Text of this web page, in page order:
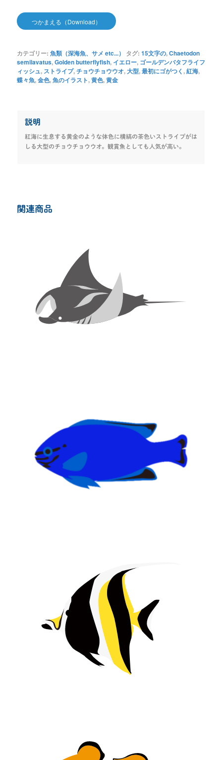
つかまえる（Download）
カテゴリー: 魚類（深海魚、サメ etc...） タグ: 15文字の,Chaetodon
semilavatus,Golden butterflyfish, イエロー, ゴールデンバタフライフ
ィッシュ, ストライプ,チョウチョウウオ,大型,最初にゴがつく,紅海,
蝶々魚,金色,魚のイラスト,黄色,黄金
説明
紅海に生息する黄金のような体色に横縞の茶色いストライプがは
しる大型のチョウチョウウオ。観賞魚としても人気が高い。
関連商品